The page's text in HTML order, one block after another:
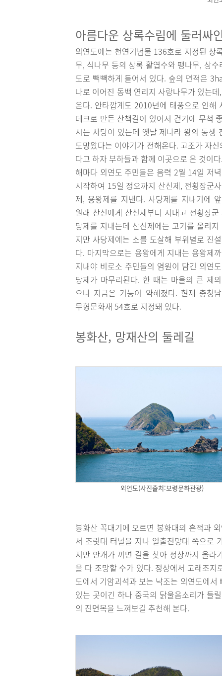
아름다운 상록수림에 둘러싸
외연도에는 천연기념물 136호로 지정된 상
무, 식나무 등의 상록 활엽수와 팽나무, 상
도로 빽빽하게 들어서 있다. 숲의 면적은
나로 이어진 동백 연리지 사랑나무가 있는
온다. 안타깝게도 2010년에 태풍으로 인해
데크로 만든 산책길이 있어서 걷기에 무척
시는 사당이 있는데 옛날 제나라 왕의 동
도망왔다는 이야기가 전해온다. 고조가 자
다고 하자 부하들과 함께 이곳으로 온 것이
해마다 외연도 주민들은 음력 2월 14일 저
시작하여 15일 정오까지 산신제, 전횡장군
제, 용왕제를 지낸다. 사당제를 지내기에
원래 산신에게 산신제부터 지내고 전횡장군
당제를 지내는데 산신제에는 고기를 올리지
지만 사당제에는 소를 도살해 부위별로 진
다. 마지막으로는 용왕에게 지내는 용왕제
지내야 비로소 주민들의 염원이 담긴 외연
당제가 마무리된다. 한 때는 마을의 큰 제
으나 지금은 기능이 약해졌다. 현재 충청
무형문화재 54호로 지정돼 있다.
봉화산, 망재산의 둘레길
외연도(사진출처:보령문화관광)
봉화산 꼭대기에 오르면 봉화대의 흔적과
서 조릿대 터널을 지나 일출전망대 쪽으로
지만 안개가 끼면 길을 찾아 정상까지 올
을 다 조망할 수가 있다. 정상에서 고래조
도에서 기암괴석과 보는 낙조는 외연도에
있는 곳이긴 하나 중국의 닭울음소리가 들
의 진면목을 느껴보길 추천해 본다.